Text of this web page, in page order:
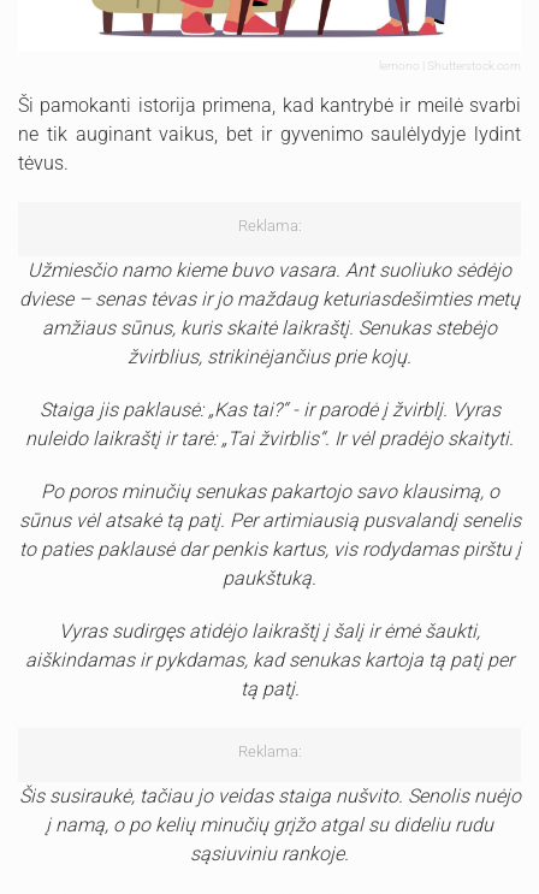
lemono | Shutterstock.com
Ši pamokanti istorija primena, kad kantrybė ir meilė svarbi
ne tik auginant vaikus, bet ir gyvenimo saulėlydyje lydint
tėvus.
Reklama:
Užmiesčio namo kieme buvo vasara. Ant suoliuko sėdėjo
dviese – senas tėvas ir jo maždaug keturiasdešimties metų
amžiaus sūnus, kuris skaitė laikraštį. Senukas stebėjo
žvirblius, strikinėjančius prie kojų.
Staiga jis paklausė: „Kas tai?“ - ir parodė į žvirblį. Vyras
nuleido laikraštį ir tarė: „Tai žvirblis“. Ir vėl pradėjo skaityti.
Po poros minučių senukas pakartojo savo klausimą, o
sūnus vėl atsakė tą patį. Per artimiausią pusvalandį senelis
to paties paklausė dar penkis kartus, vis rodydamas pirštu į
paukštuką.
Vyras sudirgęs atidėjo laikraštį į šalį ir ėmė šaukti,
aiškindamas ir pykdamas, kad senukas kartoja tą patį per
tą patį.
Reklama:
Šis susiraukė, tačiau jo veidas staiga nušvito. Senolis nuėjo
į namą, o po kelių minučių grįžo atgal su dideliu rudu
sąsiuviniu rankoje.